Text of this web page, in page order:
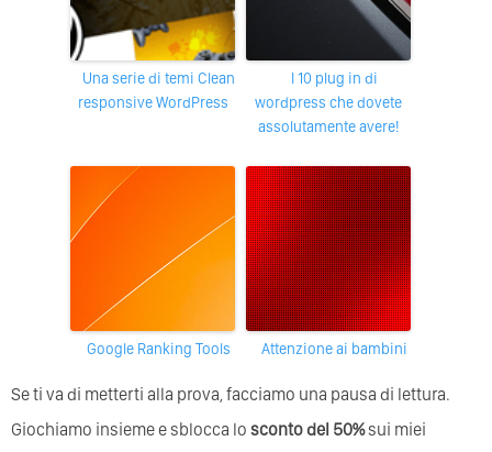
Una serie di temi Clean
responsive WordPress
i 10 plug in di
wordpress che dovete
assolutamente avere!
Google Ranking Tools Attenzione ai bambini
Se ti va di metterti alla prova, facciamo una pausa di lettura.
Giochiamo insieme e sblocca lo sconto del 50%sui miei